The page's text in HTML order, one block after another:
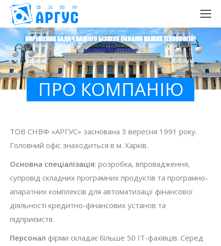
ВИРІШЕННЯ ЗАДАЧ ВАШОГО БІЗНЕСУ СИЛАМИ НАШИХ ТЕХНОЛОГІЙ!
ПРО КОМПАНІЮ
ТОВ СНВФ «АРГУС» заснована 3 вересня 1991 року.
Головний офіс знаходиться в м. Харків.
Основна спеціалізація: розробка, впровадження,
супровід складних програмних продуктів та програмно-
апаратних комплексів для автоматизації фінансової
діяльності кредитно-фінансових установ та
підприємств.
Персонал фірми складає більше 50 IT-фахівців. Серед